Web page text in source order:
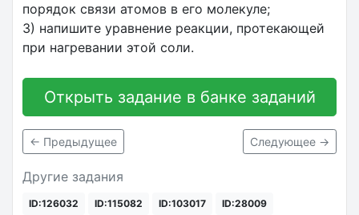
порядок связи атомов в его молекуле;
3) напишите уравнение реакции, протекающей
при нагревании этой соли.
Открыть задание в банке заданий
← Предыдущее Следующее →
Другие задания
ID:126032 ID:115082 ID:103017 ID:28009